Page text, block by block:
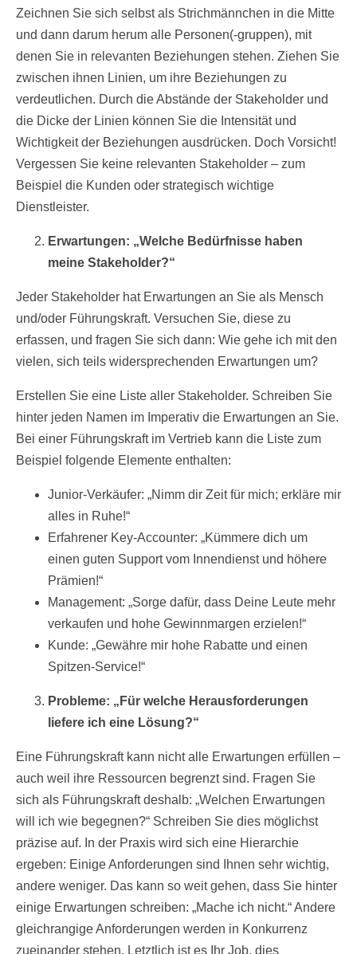
Zeichnen Sie sich selbst als Strichmännchen in die Mitte
und dann darum herum alle Personen(-gruppen), mit
denen Sie in relevanten Beziehungen stehen. Ziehen Sie
zwischen ihnen Linien, um ihre Beziehungen zu
verdeutlichen. Durch die Abstände der Stakeholder und
die Dicke der Linien können Sie die Intensität und
Wichtigkeit der Beziehungen ausdrücken. Doch Vorsicht!
Vergessen Sie keine relevanten Stakeholder – zum
Beispiel die Kunden oder strategisch wichtige
Dienstleister.
Erwartungen: „Welche Bedürfnisse haben
meine Stakeholder?“
Jeder Stakeholder hat Erwartungen an Sie als Mensch
und/oder Führungskraft. Versuchen Sie, diese zu
erfassen, und fragen Sie sich dann: Wie gehe ich mit den
vielen, sich teils widersprechenden Erwartungen um?
Erstellen Sie eine Liste aller Stakeholder. Schreiben Sie
hinter jeden Namen im Imperativ die Erwartungen an Sie.
Bei einer Führungskraft im Vertrieb kann die Liste zum
Beispiel folgende Elemente enthalten:
Junior-Verkäufer: „Nimm dir Zeit für mich; erkläre mir
alles in Ruhe!“
Erfahrener Key-Accounter: „Kümmere dich um
einen guten Support vom Innendienst und höhere
Prämien!“
Management: „Sorge dafür, dass Deine Leute mehr
verkaufen und hohe Gewinnmargen erzielen!“
Kunde: „Gewähre mir hohe Rabatte und einen
Spitzen-Service!“
Probleme: „Für welche Herausforderungen
liefere ich eine Lösung?“
Eine Führungskraft kann nicht alle Erwartungen erfüllen –
auch weil ihre Ressourcen begrenzt sind. Fragen Sie
sich als Führungskraft deshalb: „Welchen Erwartungen
will ich wie begegnen?“ Schreiben Sie dies möglichst
präzise auf. In der Praxis wird sich eine Hierarchie
ergeben: Einige Anforderungen sind Ihnen sehr wichtig,
andere weniger. Das kann so weit gehen, dass Sie hinter
einige Erwartungen schreiben: „Mache ich nicht.“ Andere
gleichrangige Anforderungen werden in Konkurrenz
zueinander stehen. Letztlich ist es Ihr Job, dies